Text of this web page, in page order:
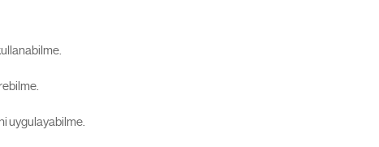
uygulayabilme.